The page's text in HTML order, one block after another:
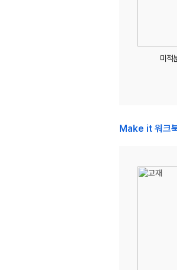
미적
Make it 워크